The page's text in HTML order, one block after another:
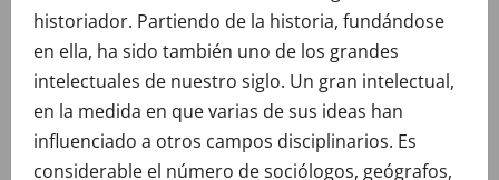
historiador. Partiendo de la historia, fundándose
en ella, ha sido también uno de los grandes
intelectuales de nuestro siglo. Un gran intelectual,
en la medida en que varias de sus ideas han
influenciado a otros campos disciplinarios. Es
considerable el número de sociólogos, geógrafos,